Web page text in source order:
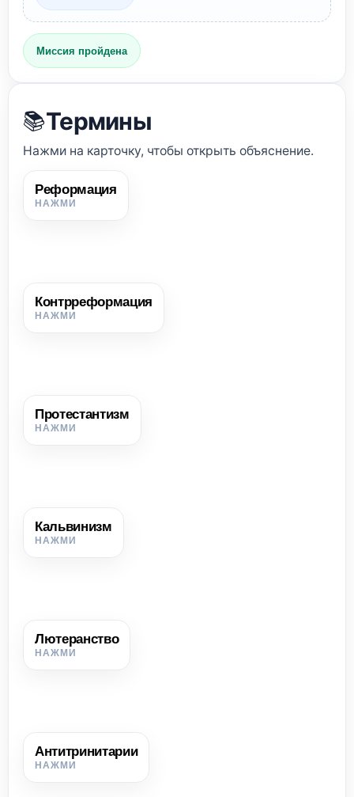
Миссия пройдена
📚Термины
Нажми на карточку, чтобы открыть объяснение.
Реформация
Религиозное и общественное движение за преобразование
Контрреформация
Политика Католической церкви, направленная на борьбу с
Протестантизм
Общее название христианских течений, возникших в
Кальвинизм
Направление протестантизма, получившее наибольшее
Лютеранство
Направление протестантизма, распространённое в ВКЛ
Антитринитарии
Сторонники течения, отрицавшие Троицу и признававшие